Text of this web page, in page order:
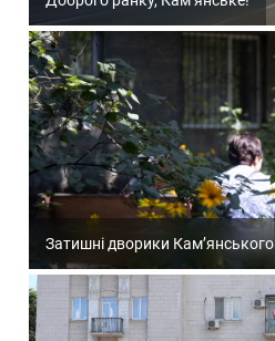
Затишні дворики Кам’янського